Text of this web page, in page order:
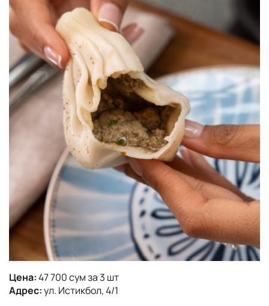
Цена:47 700 сум за 3 шт
Адрес:ул. Истикбол, 4/1